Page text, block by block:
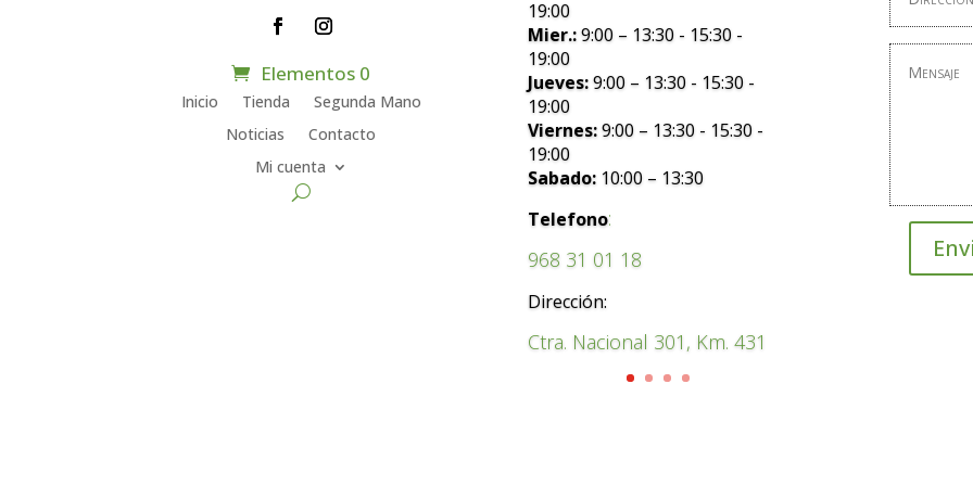
Elementos 0
Inicio Tienda
Segunda Mano
Noticias
Contacto
Mi cuenta
19:00
Mier.:9:00 – 13:30 - 15:30 -
19:00
Jueves:9:00 – 13:30 - 15:30 -
19:00
Viernes:9:00 – 13:30 - 15:30 -
19:00
Sabado: 10:00 – 13:30
Telefono:
968 31 01 18
Dirección:
Ctra. Nacional 301, Km. 431